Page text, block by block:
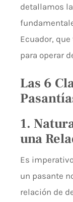
detallamos
Ecuador,
para operar
Las 6
1.
una
Es
un pasante
relación de